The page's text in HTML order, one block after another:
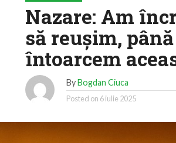
Nazare: Am
să reușim,
întoarcem
ByBogdan Ciuca
Posted on 6 iulie 2025